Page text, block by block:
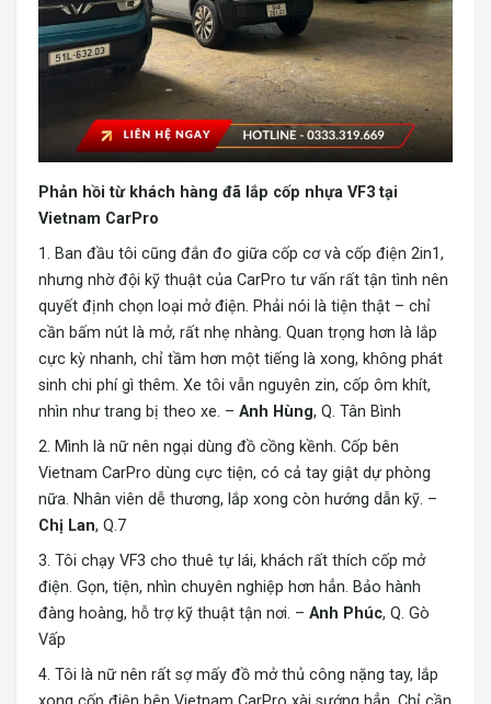
Phản hồi từ khách hàng đã lắp cốp nhựa VF3 tại
Vietnam CarPro
1. Ban đầu tôi cũng đắn đo giữa cốp cơ và cốp điện 2in1,
nhưng nhờ đội kỹ thuật của CarPro tư vấn rất tận tình nên
quyết định chọn loại mở điện. Phải nói là tiện thật – chỉ
cần bấm nút là mở, rất nhẹ nhàng. Quan trọng hơn là lắp
cực kỳ nhanh, chỉ tầm hơn một tiếng là xong, không phát
sinh chi phí gì thêm. Xe tôi vẫn nguyên zin, cốp ôm khít,
nhìn như trang bị theo xe. – Anh Hùng, Q. Tân Bình
2. Mình là nữ nên ngại dùng đồ cồng kềnh. Cốp bên
Vietnam CarPro dùng cực tiện, có cả tay giật dự phòng
nữa. Nhân viên dễ thương, lắp xong còn hướng dẫn kỹ. –
Chị Lan, Q.7
3. Tôi chạy VF3 cho thuê tự lái, khách rất thích cốp mở
điện. Gọn, tiện, nhìn chuyên nghiệp hơn hẳn. Bảo hành
đàng hoàng, hỗ trợ kỹ thuật tận nơi. – Anh Phúc, Q. Gò
Vấp
4. Tôi là nữ nên rất sợ mấy đồ mở thủ công nặng tay, lắp